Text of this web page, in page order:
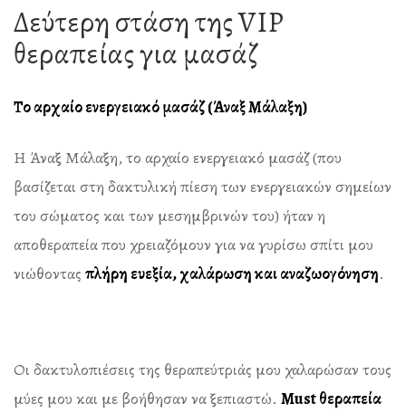
Δεύτερη στάση της VIP
θεραπείας για μασάζ
Το αρχαίο ενεργειακό μασάζ (Άναξ Μάλαξη)
Η Άναξ Μάλαξη, το αρχαίο ενεργειακό μασάζ (που
βασίζεται στη δακτυλική πίεση των ενεργειακών σημείων
του σώματος και των μεσημβρινών του) ήταν η
αποθεραπεία που χρειαζόμουν για να γυρίσω σπίτι μου
νιώθοντας πλήρη ευεξία, χαλάρωση και αναζωογόνηση.
Οι δακτυλοπιέσεις της θεραπεύτριάς μου χαλαρώσαν τους
μύες μου και με βοήθησαν να ξεπιαστώ. Must θεραπεία